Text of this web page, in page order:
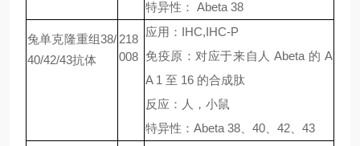
特异性： Abeta 38
兔单克隆重组38/
40/42/43抗体
218
008
应用： IHC,IHC-P
免疫原：对应于来自人 Abeta 的A
A 1 至 16 的合成肽
反应：人，小鼠
特异性： Abeta 38 40 42
43